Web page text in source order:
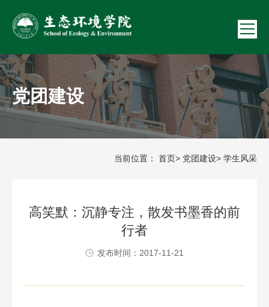
党团建设
当前位置： 首页> 党团建设> 学生风采
高笑默：沉静专注，散发书墨香的前
行者
发布时间：2017-11-21